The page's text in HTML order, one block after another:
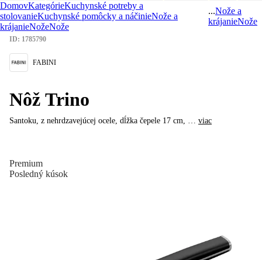
DomovKategórieKuchynské potreby a
stolovanieKuchynské pomôcky a náčinieNože a
krájanieNožeNože
...Nože a
krájanieNože
Premium
Posledný kúsok
ID: 1785790
FABINI
Nôž Trino
Santoku, z nehrdzavejúcej ocele, dĺžka čepele 17 cm, … viac